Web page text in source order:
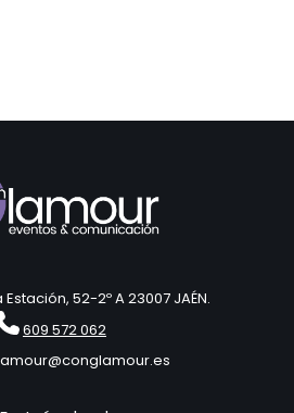
52-2º A 23007 JAÉN.
609 572 062